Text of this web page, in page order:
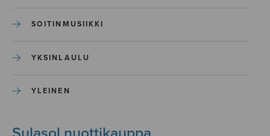
SOITINMUSIIKKI
YKSINLAULU
YLEINEN